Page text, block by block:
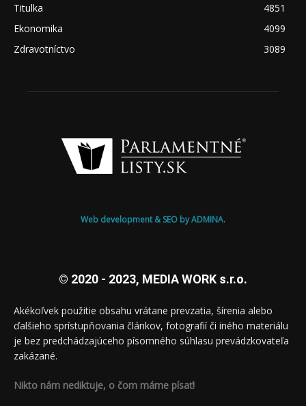
Titulka
4851
Ekonomika
4099
Zdravotníctvo
3089
Web development & SEO by ADMINA.
© 2020 - 2023, MEDIA WORK s.r.o.
Akékoľvek použitie obsahu vrátane prevzatia, šírenia alebo
ďalšieho sprístupňovania článkov, fotografií či iného materiálu
je bez predchádzajúceho písomného súhlasu prevádzkovateľa
zakázané.
Nikto nám nediktuje, o čom máme písať!